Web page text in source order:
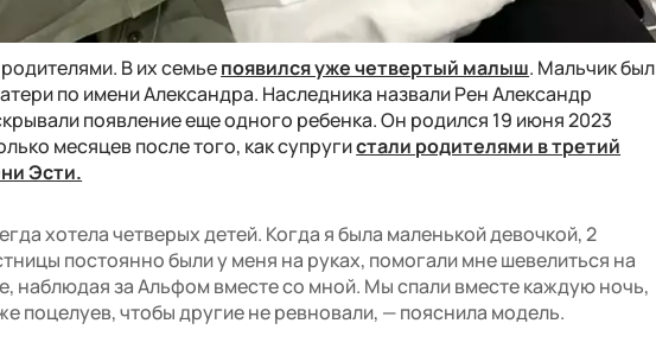
В их семьепоявился уже четвертый малыш. Мальчик был
по имени Александра. Наследника назвали Рен Александр
появление еще одного ребенка. Он родился 19 июня 2023
месяцев после того, как супругистали родителями в третий
Эсти.
хотела четверых детей. Когда я была маленькой девочкой, 2
постоянно были у меня на руках, помогали мне шевелиться на
наблюдая за Альфом вместе со мной. Мы спали вместе каждую ночь,
поцелуев, чтобы другие не ревновали, — пояснила модель.